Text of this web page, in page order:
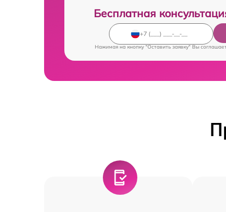
Бесплатная
Нажимая на кнопку "Оставить заявку" Вы